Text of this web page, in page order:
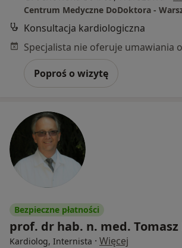
Centrum Medyczne DoDoktora -
Konsultacja kardiologiczna
Poproś o wizytę
Bezpieczne płatności
prof. dr hab. n. med. Tomasz
Kardiolog, Internista · Więcej